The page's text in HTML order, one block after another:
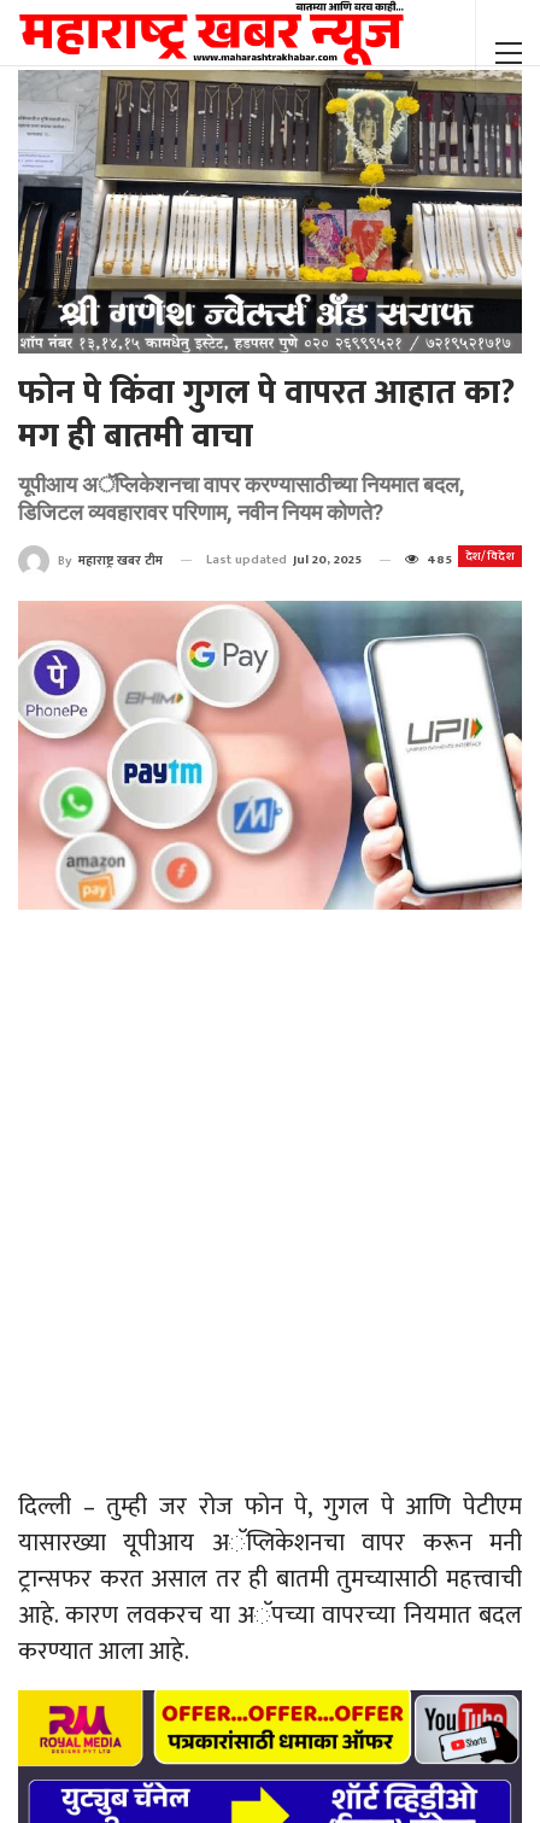
फोन पे किंवा गुगल पे वापरत आहात का?
मग ही बातमी वाचा
यूपीआय अॅप्लिकेशनचा वापर करण्यासाठीच्या नियमात बदल,
डिजिटल व्यवहारावर परिणाम, नवीन नियम कोणते?
देश/विदेश
By महाराष्ट्र खबर टीम Last updated Jul 20, 2025 485
दिल्ली – तुम्ही जर रोज फोन पे, गुगल पे आणि पेटीएम
यासारख्या यूपीआय अॅप्लिकेशनचा वापर करून मनी
ट्रान्सफर करत असाल तर ही बातमी तुमच्यासाठी महत्त्वाची
आहे. कारण लवकरच या अॅपच्या वापरच्या नियमात बदल
करण्यात आला आहे.